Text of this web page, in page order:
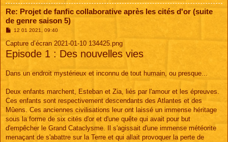
Re: Projet de fanfic collaborative après les cités d'or (suite
de genre saison 5)
M
s
s
a
g
12 01 2021, 09:40
Capture d’écran 2021-01-10 134425.png
Episode 1 : Des nouvelles vies
Dans un endroit mystérieux et inconnu de tout humain, ou presque...
Deux enfants marchent, Esteban et Zia, liés par l'amour et les épreuves.
Ces enfants sont respectivement descendants des Atlantes et des
Mûens. Ces anciennes civilisations leur ont laissé un immense héritage
sous la forme de six cités d'or et d'une quête qui avait pour but
d'empêcher le Grand Cataclysme. Il s'agissait d'une immense météorite
menaçant de s'abattre sur la Terre et qui allait provoquer la perte de